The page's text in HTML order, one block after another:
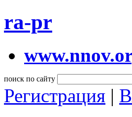
ra-pr
поиск по сайту
Регистрация |